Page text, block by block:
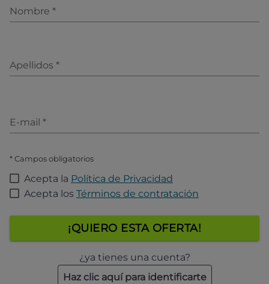
Nombre *
Apellidos *
E-mail *
* Campos obligatorios
Acepta la Política de Privacidad
Acepta los Términos de contratación
¡QUIERO ESTA OFERTA!
¿ya tienes una cuenta?
Haz clic aquí para identificarte